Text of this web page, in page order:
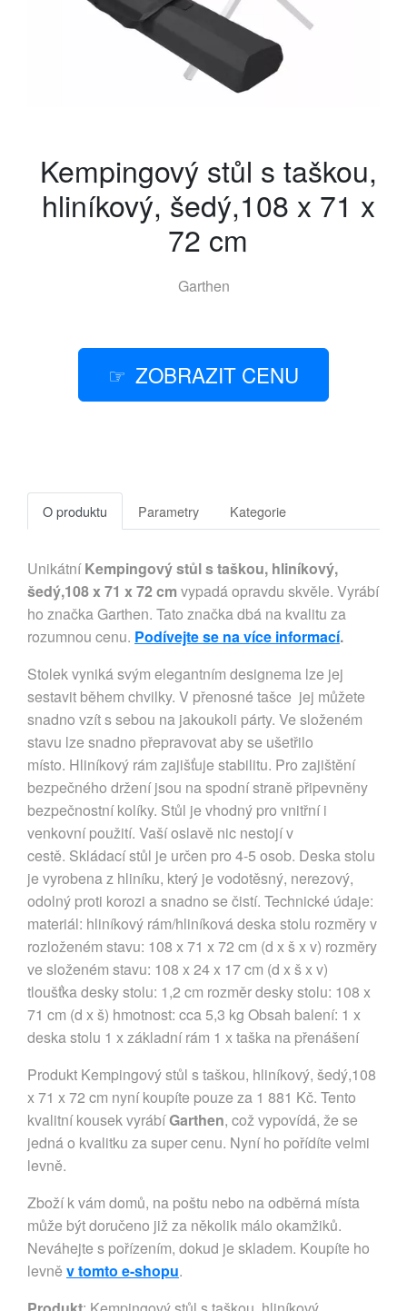
Kempingový stůl s taškou,
hliníkový, šedý,108 x 71 x
72 cm
Garthen
ZOBRAZIT CENU
O produktu Parametry Kategorie
UnikátníKempingový stůl s taškou, hliníkový,
šedý,108 x 71 x 72 cm vypadá opravdu skvěle. Vyrábí
ho značka Garthen. Tato značka dbá na kvalitu za
rozumnou cenu. Podívejte se na více informací.
Stolek vyniká svým elegantním designema lze jej
sestavit během chvilky. V přenosné tašce jej můžete
snadno vzít s sebou na jakoukoli párty. Ve složeném
stavu lze snadno přepravovat aby se ušetřilo
místo. Hliníkový rám zajišťuje stabilitu. Pro zajištění
bezpečného držení jsou na spodní straně připevněny
bezpečnostní kolíky. Stůl je vhodný pro vnitřní i
venkovní použití. Vaší oslavě nic nestojí v
cestě. Skládací stůl je určen pro 4-5 osob. Deska stolu
je vyrobena z hliníku, který je vodotěsný, nerezový,
odolný proti korozi a snadno se čistí. Technické údaje:
materiál: hliníkový rám/hliníková deska stolu rozměry v
rozloženém stavu: 108 x 71 x 72 cm (d x š x v) rozměry
ve složeném stavu: 108 x 24 x 17 cm (d x š x v)
tloušťka desky stolu: 1,2 cm rozměr desky stolu: 108 x
71 cm (d x š) hmotnost: cca 5,3 kg Obsah balení: 1 x
deska stolu 1 x základní rám 1 x taška na přenášení
Produkt Kempingový stůl s taškou, hliníkový, šedý,108
x 71 x 72 cm nyní koupíte pouze za 1 881 Kč. Tento
kvalitní kousek vyrábíGarthen, což vypovídá, že se
jedná o kvalitku za super cenu. Nyní ho pořídíte velmi
levně.
Zboží k vám domů, na poštu nebo na odběrná místa
může být doručeno již za několik málo okamžiků.
Neváhejte s pořízením, dokud je skladem. Koupíte ho
levně v tomto e-shopu.